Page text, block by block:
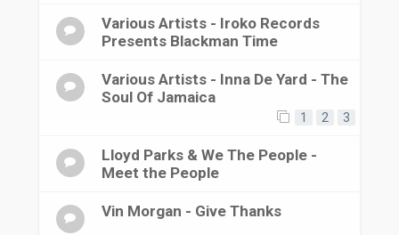
Various Artists - Iroko Records
Presents Blackman Time
Various Artists - Inna De Yard - The
Soul Of Jamaica
1 2 3
Lloyd Parks & We The People -
Meet the People
Vin Morgan - Give Thanks